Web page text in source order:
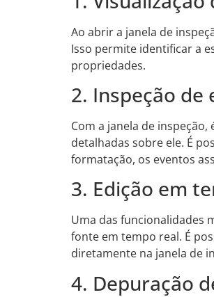
Ao abrir a janela de
Isso permite identificar a
propriedades.
2. Inspeção de
Com a janela de
detalhadas sobre ele. É
formatação, os eventos
3. Edição em
Uma das funcionalidades
fonte em tempo real. É
diretamente na janela de
4. Depuração